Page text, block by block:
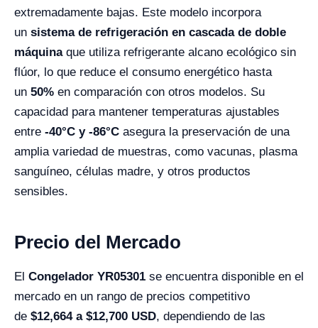
extremadamente bajas. Este modelo incorpora
un sistema de refrigeración en cascada de doble
máquinaque utiliza refrigerante alcano ecológico sin
flúor, lo que reduce el consumo energético hasta
un 50% en comparación con otros modelos. Su
capacidad para mantener temperaturas ajustables
entre -40°C y -86°C asegura la preservación de una
amplia variedad de muestras, como vacunas, plasma
sanguíneo, células madre, y otros productos
sensibles.
Precio del Mercado
El Congelador YR05301 se encuentra disponible en el
mercado en un rango de precios competitivo
de $12,664 a $12,700 USD, dependiendo de las